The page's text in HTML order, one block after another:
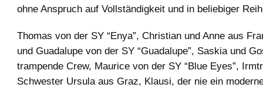
ohne Anspruch auf Vollständigkeit und in beliebiger
Thomas von der SY “Enya”, Christian und Anne aus
und Guadalupe von der SY “Guadalupe”, Saskia und
trampende Crew, Maurice von der SY “Blue Eyes”,
Schwester Ursula aus Graz, Klausi, der nie ein